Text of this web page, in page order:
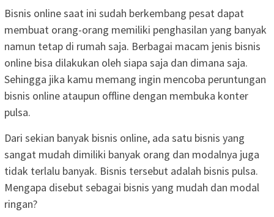
Bisnis online saat ini sudah berkembang pesat dapat
membuat orang-orang memiliki penghasilan yang banyak
namun tetap di rumah saja. Berbagai macam jenis bisnis
online bisa dilakukan oleh siapa saja dan dimana saja.
Sehingga jika kamu memang ingin mencoba peruntungan
bisnis online ataupun offline dengan membuka konter
pulsa.
Dari sekian banyak bisnis online, ada satu bisnis yang
sangat mudah dimiliki banyak orang dan modalnya juga
tidak terlalu banyak. Bisnis tersebut adalah bisnis pulsa.
Mengapa disebut sebagai bisnis yang mudah dan modal
ringan?